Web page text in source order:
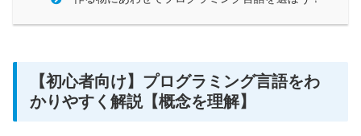
【初心者向け】プログラミング言語をわ
かりやすく解説【概念を理解】